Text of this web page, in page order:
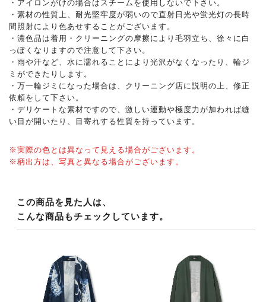
・アイロンがけの場合はスチームを使用しないで下さい。
・素材の性質上、耐光堅牢度が弱いので直射日光や蛍光灯の長時
間照射により色あせすることがございます。
・濃色品は着用・クリーニングの摩擦により毛羽立ち、徐々に白
っぽくなりますので注意して下さい。
・雨や汗など、水に濡れることにより光沢がなくなったり、輪ジ
ミができたりします。
・万一輪ジミになった場合は、クリーニング店に説明の上、修正
依頼をして下さい。
・デリケートな素材ですので、激しい運動や極度力が加われば縫
い目が開いたり、目寄れする性質を持っています。
※実際の色とは異なって見える場合がございます。
※柄出方は、写真と異なる場合がございます。
この商品を見た人は、
こんな商品もチェックしています。